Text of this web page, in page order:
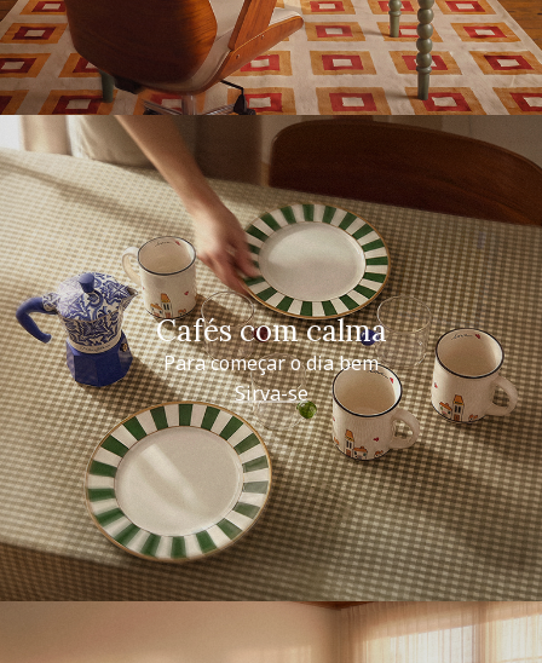
Cafés com calma
Para começar o dia bem
Sirva-se